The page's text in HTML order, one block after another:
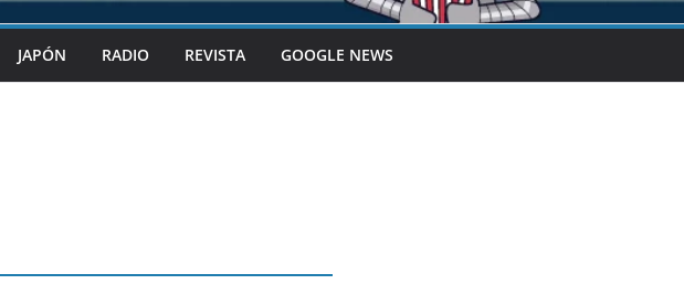
JAPÓN RADIO REVISTA GOOGLE NEWS